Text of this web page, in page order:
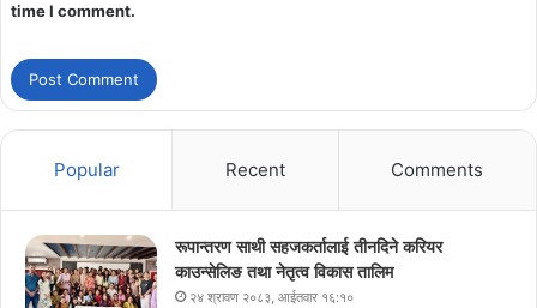
time I comment.
Popular Recent Comments
रूपान्तरण साथी सहजकर्तालाई तीनदिने करियर
काउन्सेलिङ तथा नेतृत्व विकास तालिम
२४ श्रावण २०८३, आईतवार १६:१०